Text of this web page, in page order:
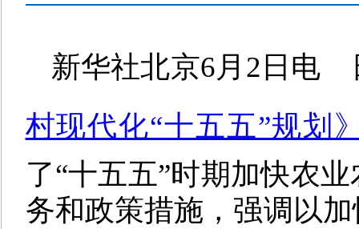
新华社北京6月2日电
村现代化“十五五”规划
了“十五五”时期加快农
务和政策措施，强调以